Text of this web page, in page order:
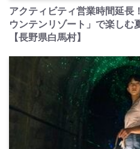
アクティビティ営業時間延長
ウンテンリゾート」で楽しむ
【長野県白馬村】